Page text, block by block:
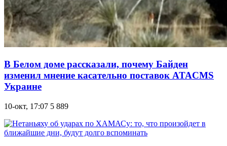
В Белом доме рассказали, почему Байден
изменил мнение касательно поставок ATACMS
Украине
10-окт, 17:07 5 889